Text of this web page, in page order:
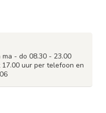
- do 08.30 - 23.00
uur per telefoon en